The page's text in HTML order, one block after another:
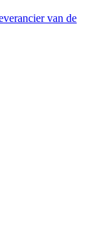
van de